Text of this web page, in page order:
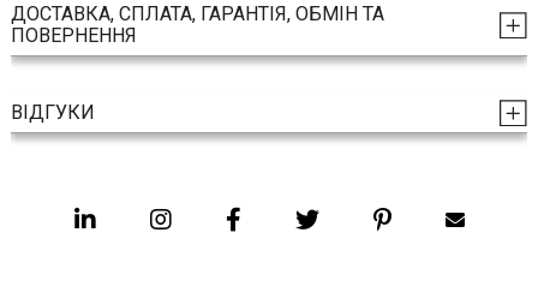
ДОСТАВКА, СПЛАТА, ГАРАНТІЯ, ОБМІН ТА
ПОВЕРНЕННЯ
ВІДГУКИ